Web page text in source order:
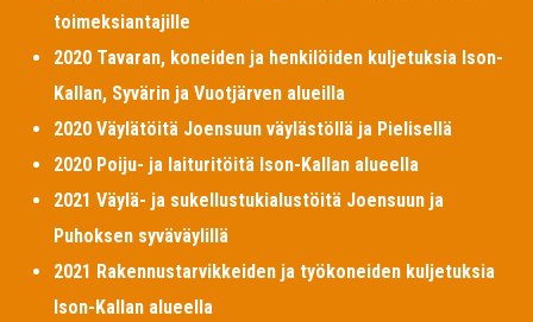
toimeksiantajille
2020 Tavaran, koneiden ja henkilöiden kuljetuksia Ison-
Kallan, Syvärin ja Vuotjärven alueilla
2020 Väylätöitä Joensuun väylästöllä ja Pielisellä
2020 Poiju- ja laituritöitä Ison-Kallan alueella
2021 Väylä- ja sukellustukialustöitä Joensuun ja
Puhoksen syväväylillä
2021 Rakennustarvikkeiden ja työkoneiden kuljetuksia
Ison-Kallan alueella